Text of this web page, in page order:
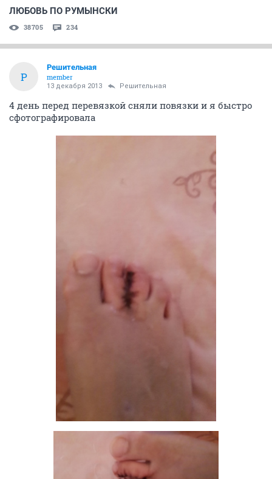
ЛЮБОВЬ ПО РУМЫНСКИ
38705 234
Р
Решительная
member
13 декабря 2013 Решительная
4 день перед перевязкой сняли повязки и я быстро
сфотографировала